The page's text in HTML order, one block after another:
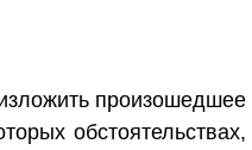
произошедшее
обстоятельствах,